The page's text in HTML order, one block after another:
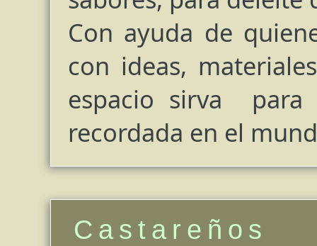
Con ayuda de
con ideas,
espacio sirva para
recordada en el
Castareños